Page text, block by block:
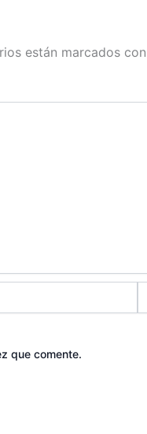
están marcados con
que comente.